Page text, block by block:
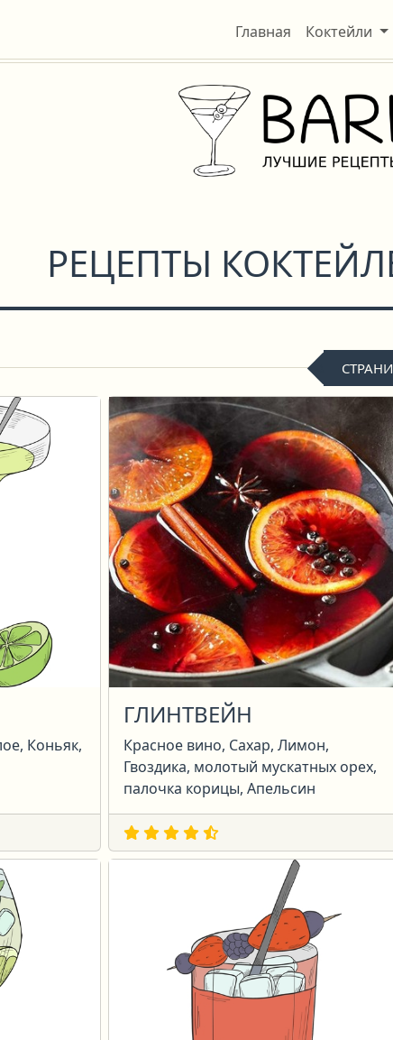
Главная Коктейли
РЕЦЕПТЫ
Коньяк,
ГЛИНТВЕЙН
Красное вино, Сахар, Лимон,
Гвоздика, молотый мускатных орех,
палочка корицы, Апельсин